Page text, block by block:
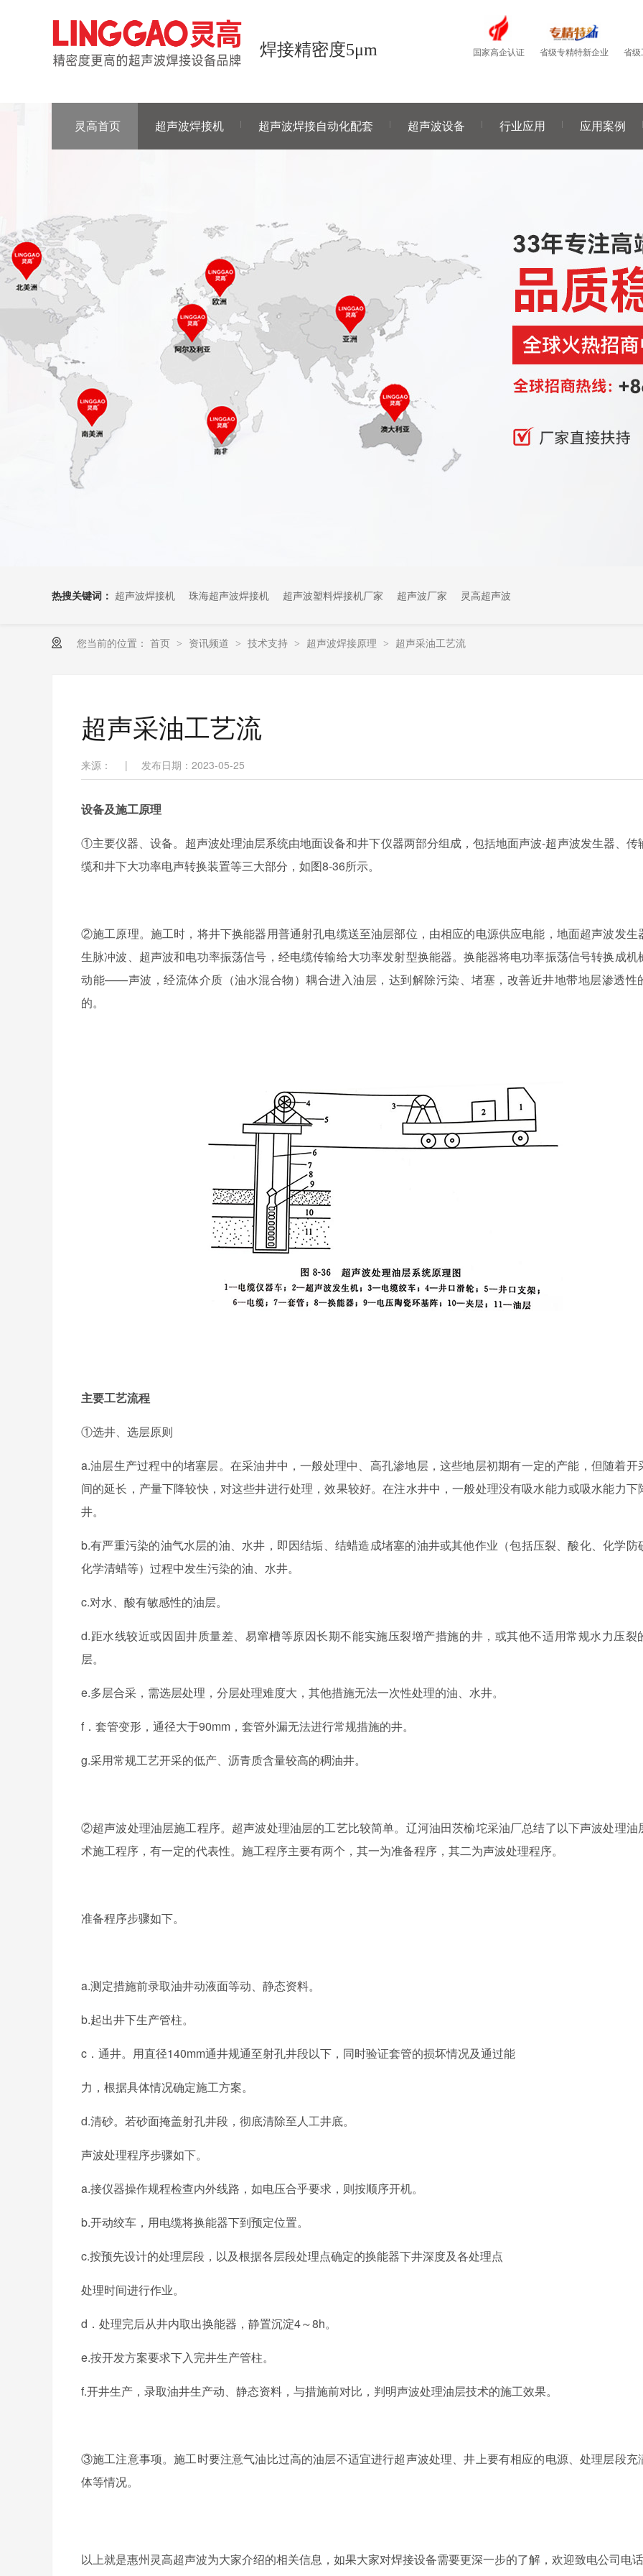
焊接精密度5μm 国家高企认证 省级专精特新企业 省级
灵高首页 超声波焊接机 超声波焊接自动化配套 超声波设备 行业应用 应用案例
热搜关键词： 超声波焊接机 珠海超声波焊接机 超声波塑料焊接机厂家 超声波厂家 灵高超声波
您当前的位置： 首页 > 资讯频道 > 技术支持 > 超声波焊接原理 > 超声采油工艺流
超声采油工艺流
来源： | 发布日期：2023-05-25
设备及施工原理
①主要仪器、设备。超声波处理油层系统由地面设备和井下仪器两部分组成，包括地面声波-超声波发生器、传
缆和井下大功率电声转换装置等三大部分，如图8-36所示。
②施工原理。施工时，将井下换能器用普通射孔电缆送至油层部位，由相应的电源供应电能，地面超声波发生
生脉冲波、超声波和电功率振荡信号，经电缆传输给大功率发射型换能器。换能器将电功率振荡信号转换成机
动能——声波，经流体介质（油水混合物）耦合进入油层，达到解除污染、堵塞，改善近井地带地层渗透性
的。
主要工艺流程
①选井、选层原则
a.油层生产过程中的堵塞层。在采油井中，一般处理中、高孔渗地层，这些地层初期有一定的产能，但随着开
间的延长，产量下降较快，对这些井进行处理，效果较好。在注水井中，一般处理没有吸水能力或吸水能力下
井。
b.有严重污染的油气水层的油、水井，即因结垢、结蜡造成堵塞的油井或其他作业（包括压裂、酸化、化学防
化学清蜡等）过程中发生污染的油、水井。
c.对水、酸有敏感性的油层。
d.距水线较近或因固井质量差、易窜槽等原因长期不能实施压裂增产措施的井，或其他不适用常规水力压裂
层。
e.多层合采，需选层处理，分层处理难度大，其他措施无法一次性处理的油、水井。
f．套管变形，通径大于90mm，套管外漏无法进行常规措施的井。
g.采用常规工艺开采的低产、沥青质含量较高的稠油井。
②超声波处理油层施工程序。超声波处理油层的工艺比较简单。辽河油田茨榆坨采油厂总结了以下声波处理油
术施工程序，有一定的代表性。施工程序主要有两个，其一为准备程序，其二为声波处理程序。
准备程序步骤如下。
a.测定措施前录取油井动液面等动、静态资料。
b.起出井下生产管柱。
c．通井。用直径140mm通井规通至射孔井段以下，同时验证套管的损坏情况及通过能
力，根据具体情况确定施工方案。
d.清砂。若砂面掩盖射孔井段，彻底清除至人工井底。
声波处理程序步骤如下。
a.接仪器操作规程检查内外线路，如电压合乎要求，则按顺序开机。
b.开动绞车，用电缆将换能器下到预定位置。
c.按预先设计的处理层段，以及根据各层段处理点确定的换能器下井深度及各处理点
处理时间进行作业。
d．处理完后从井内取出换能器，静置沉淀4～8h。
e.按开发方案要求下入完井生产管柱。
f.开井生产，录取油井生产动、静态资料，与措施前对比，判明声波处理油层技术的施工效果。
③施工注意事项。施工时要注意气油比过高的油层不适宜进行超声波处理、井上要有相应的电源、处理层段充
体等情况。
以上就是惠州灵高超声波为大家介绍的相关信息，如果大家对焊接设备需要更深一步的了解，欢迎致电公司电话